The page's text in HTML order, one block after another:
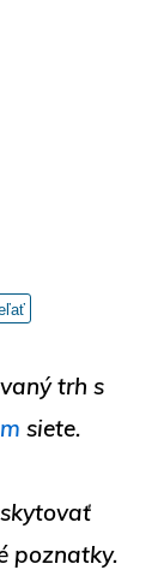
trh s
siete.
poznatky.